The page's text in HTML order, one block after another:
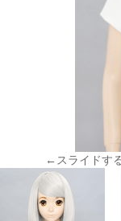
←スライドす